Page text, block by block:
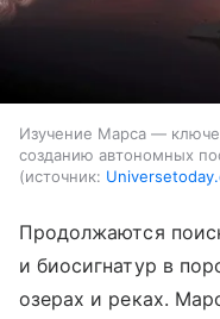
Изучение Марса —
созданию автономных
источник:
Продолжаются
и биосигнатур в
озерах и реках.